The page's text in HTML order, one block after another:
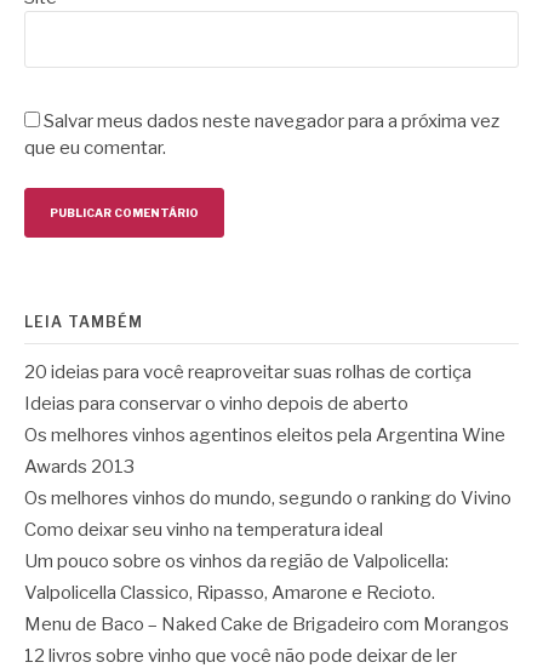
Salvar meus dados neste navegador para a próxima vez
que eu comentar.
LEIA TAMBÉM
20 ideias para você reaproveitar suas rolhas de cortiça
Ideias para conservar o vinho depois de aberto
Os melhores vinhos agentinos eleitos pela Argentina Wine
Awards 2013
Os melhores vinhos do mundo, segundo o ranking do Vivino
Como deixar seu vinho na temperatura ideal
Um pouco sobre os vinhos da região de Valpolicella:
Valpolicella Classico, Ripasso, Amarone e Recioto.
Menu de Baco – Naked Cake de Brigadeiro com Morangos
12 livros sobre vinho que você não pode deixar de ler